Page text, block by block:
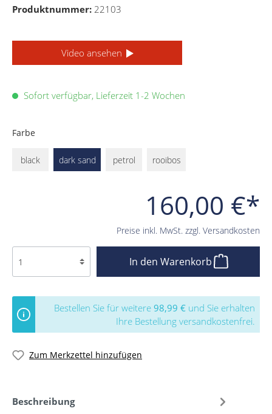
Produktnummer: 22103
Video ansehen
160,00 €*
Preise inkl. MwSt. zzgl. Versandkosten
Sofort verfügbar, Lieferzeit 1-2 Wochen
Farbe
black dark sand petrol rooibos
In den Warenkorb
Bestellen Sie für weitere 98,99 € und Sie erhalten
Ihre Bestellung versandkostenfrei.
Zum Merkzettel hinzufügen
Beschreibung